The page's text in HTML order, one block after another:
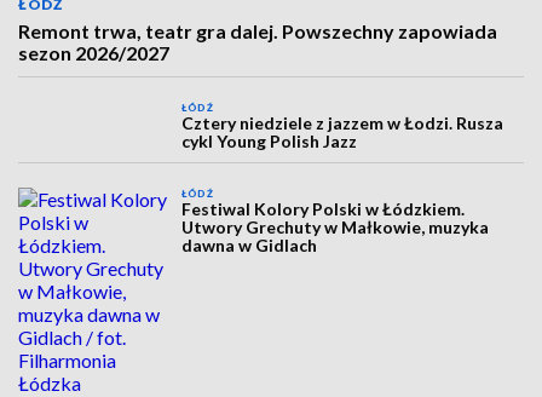
ŁÓDŹ
Remont trwa, teatr gra dalej. Powszechny zapowiada
sezon 2026/2027
ŁÓDŹ
Cztery niedziele z jazzem w Łodzi. Rusza
cykl Young Polish Jazz